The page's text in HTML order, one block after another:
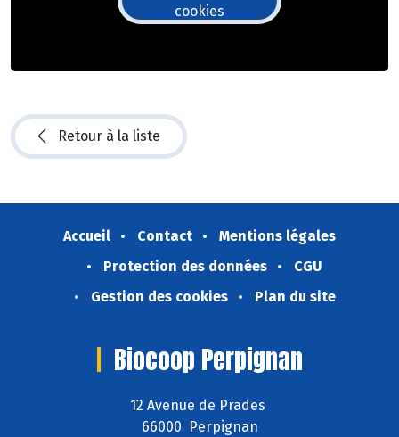
cookies
Retour à la liste
Accueil Contact
Mentions légales
Protection des données
CGU
Gestion des cookies
Plan du site
Biocoop Perpignan
12 Avenue de Prades
66000 Perpignan